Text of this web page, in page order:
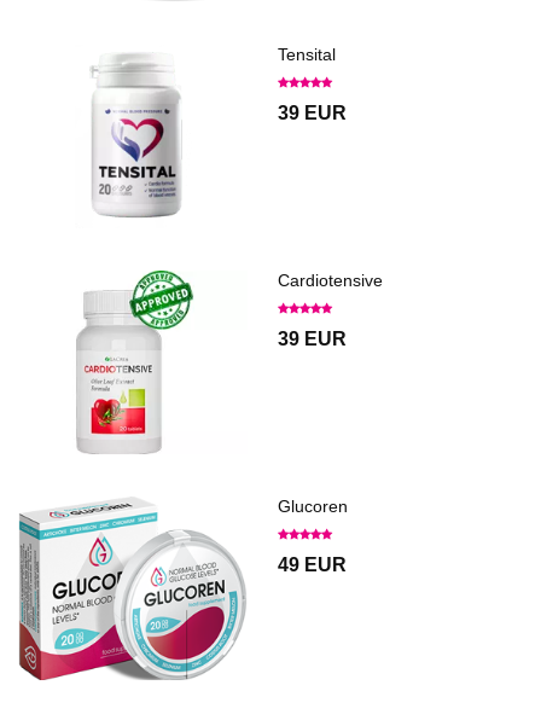
Tensital
39 EUR
Cardiotensive
39 EUR
Glucoren
49 EUR